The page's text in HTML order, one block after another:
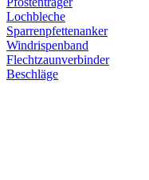
Lochbleche
Sparrenpfettenanker
Windrispenband
Flechtzaunverbinder
Beschläge